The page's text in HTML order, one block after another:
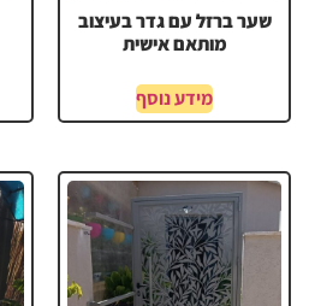
שער ברזל עם גדר בעיצוב
מותאם אישית
מידע נוסף